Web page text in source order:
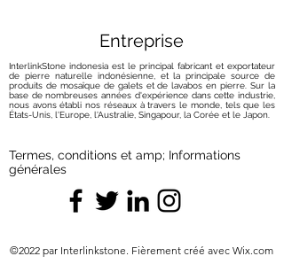
Entreprise
InterlinkStone indonesia est le principal fabricant et exportateur
de pierre naturelle indonésienne, et la principale source de
produits de mosaïque de galets et de lavabos en pierre. Sur la
base de nombreuses années d'expérience dans cette industrie,
nous avons établi nos réseaux à travers le monde, tels que les
États-Unis, l'Europe, l'Australie, Singapour, la Corée et le Japon.
Termes, conditions et amp; Informations
générales
©2022 par Interlinkstone. Fièrement créé avec Wix.com